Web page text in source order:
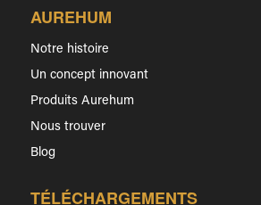
AUREHUM
Notre histoire
Un concept innovant
Produits Aurehum
Nous trouver
Blog
TÉLÉCHARGEMENTS